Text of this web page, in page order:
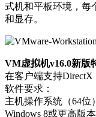
式机和平板环境，每
和显存。
VM虚拟机v16.0新版
在客户端支持DirectX
软件要求：
主机操作系统（64位
Windows 8或更高版本